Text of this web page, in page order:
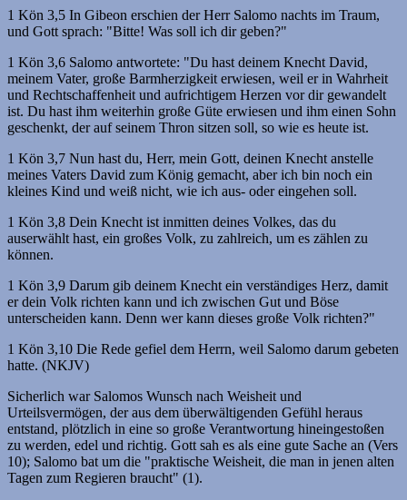
1 Kön 3,5 In Gibeon erschien der Herr Salomo nachts im Traum,
und Gott sprach: "Bitte! Was soll ich dir geben?"
1 Kön 3,6 Salomo antwortete: "Du hast deinem Knecht David,
meinem Vater, große Barmherzigkeit erwiesen, weil er in Wahrheit
und Rechtschaffenheit und aufrichtigem Herzen vor dir gewandelt
ist. Du hast ihm weiterhin große Güte erwiesen und ihm einen Sohn
geschenkt, der auf seinem Thron sitzen soll, so wie es heute ist.
1 Kön 3,7 Nun hast du, Herr, mein Gott, deinen Knecht anstelle
meines Vaters David zum König gemacht, aber ich bin noch ein
kleines Kind und weiß nicht, wie ich aus- oder eingehen soll.
1 Kön 3,8 Dein Knecht ist inmitten deines Volkes, das du
auserwählt hast, ein großes Volk, zu zahlreich, um es zählen zu
können.
1 Kön 3,9 Darum gib deinem Knecht ein verständiges Herz, damit
er dein Volk richten kann und ich zwischen Gut und Böse
unterscheiden kann. Denn wer kann dieses große Volk richten?"
1 Kön 3,10 Die Rede gefiel dem Herrn, weil Salomo darum gebeten
hatte. (NKJV)
Sicherlich war Salomos Wunsch nach Weisheit und
Urteilsvermögen, der aus dem überwältigenden Gefühl heraus
entstand, plötzlich in eine so große Verantwortung hineingestoßen
zu werden, edel und richtig. Gott sah es als eine gute Sache an (Vers
10); Salomo bat um die "praktische Weisheit, die man in jenen alten
Tagen zum Regieren braucht" (1).